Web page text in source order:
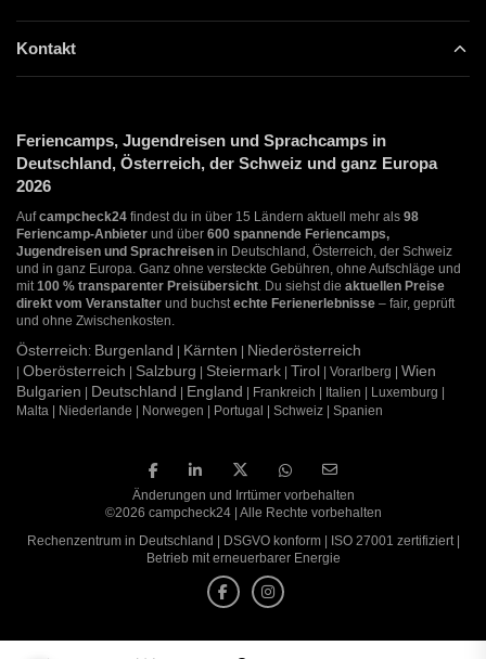
Kontakt
Feriencamps, Jugendreisen und Sprachcamps in
Deutschland, Österreich, der Schweiz und ganz Europa
2026
Aufcampcheck24 findest du in über 15 Ländern aktuell mehr als 98
Feriencamp-Anbieter und über 600 spannende Feriencamps,
Jugendreisen und Sprachreisen in Deutschland, Österreich, der Schweiz
und in ganz Europa. Ganz ohne versteckte Gebühren, ohne Aufschläge und
mit100 % transparenter Preisübersicht. Du siehst die aktuellen Preise
direkt vom Veranstalter und buchstechte Ferienerlebnisse – fair, geprüft
und ohne Zwischenkosten.
Österreich: Burgenland | Kärnten | Niederösterreich
| Oberösterreich | Salzburg | Steiermark | Tirol | Vorarlberg | Wien
Bulgarien | Deutschland | England | Frankreich | Italien | Luxemburg |
Malta | Niederlande | Norwegen | Portugal | Schweiz | Spanien
Änderungen und Irrtümer vorbehalten
©2026 campcheck24 | Alle Rechte vorbehalten
Rechenzentrum in Deutschland | DSGVO konform | ISO 27001 zertifiziert |
Betrieb mit erneuerbarer Energie